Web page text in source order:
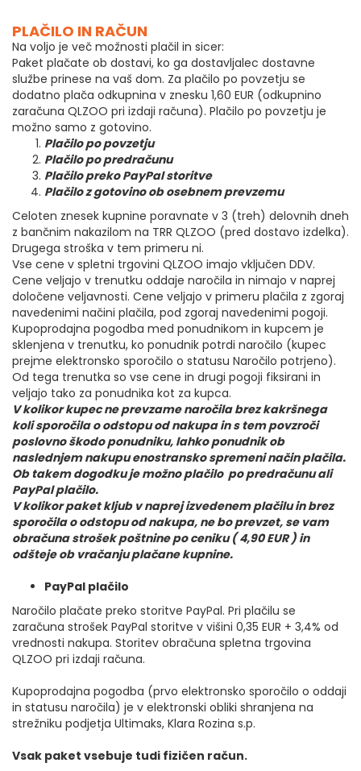
PLAČILO IN RAČUN
Na voljo je več možnosti plačil in sicer:
Paket plačate ob dostavi, ko ga dostavljalec dostavne
službe prinese na vaš dom. Za plačilo po povzetju se
dodatno plača odkupnina v znesku 1,60 EUR (odkupnino
zaračuna QLZOO pri izdaji računa). Plačilo po povzetju je
možno samo z gotovino.
Plačilo po povzetju
Plačilo po predračunu
Plačilo preko PayPal storitve
Plačilo z gotovino ob osebnem prevzemu
Celoten znesek kupnine poravnate v 3 (treh) delovnih dneh
z bančnim nakazilom na TRR QLZOO (pred dostavo izdelka).
Drugega stroška v tem primeru ni.
Vse cene v spletni trgovini QLZOO imajo vključen DDV.
Cene veljajo v trenutku oddaje naročila in nimajo v naprej
določene veljavnosti. Cene veljajo v primeru plačila z zgoraj
navedenimi načini plačila, pod zgoraj navedenimi pogoji.
Kupoprodajna pogodba med ponudnikom in kupcem je
sklenjena v trenutku, ko ponudnik potrdi naročilo (kupec
prejme elektronsko sporočilo o statusu Naročilo potrjeno).
Od tega trenutka so vse cene in drugi pogoji fiksirani in
veljajo tako za ponudnika kot za kupca.
V kolikor kupec ne prevzame naročila brez kakršnega
koli sporočila o odstopu od nakupa in s tem povzroči
poslovno škodo ponudniku, lahko ponudnik ob
naslednjem nakupu enostransko spremeni način plačila.
Ob takem dogodku je možno plačilo po predračunu ali
PayPal plačilo.
V kolikor paket kljub v naprej izvedenem plačilu in brez
sporočila o odstopu od nakupa, ne bo prevzet, se vam
obračuna strošek poštnine po ceniku ( 4,90 EUR ) in
odšteje ob vračanju plačane kupnine.
PayPal plačilo
Naročilo plačate preko storitve PayPal. Pri plačilu se
zaračuna strošek PayPal storitve v višini 0,35 EUR + 3,4% od
vrednosti nakupa. Storitev obračuna spletna trgovina
QLZOO pri izdaji računa.
Kupoprodajna pogodba (prvo elektronsko sporočilo o oddaji
in statusu naročila) je v elektronski obliki shranjena na
strežniku podjetja Ultimaks, Klara Rozina s.p.
Vsak paket vsebuje tudi fizičen račun.